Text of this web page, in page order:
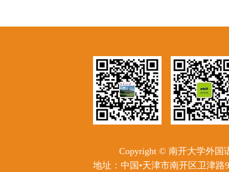
Copyright © 南开大学外国
地址：中国•天津市南开区卫津路